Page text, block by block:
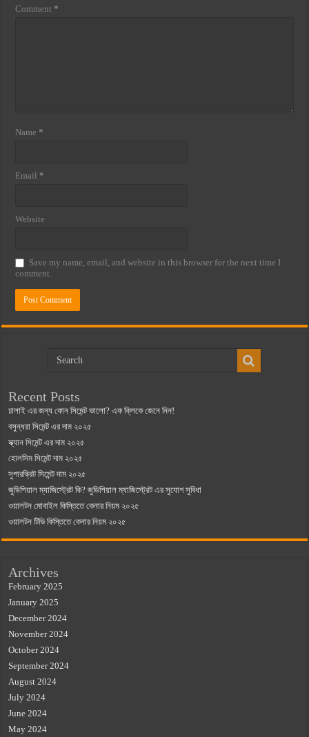
Comment *
Name *
Email *
Website
Save my name, email, and website in this browser for the next time I
comment.
Recent Posts
ঢালাই এর জন্য কোন সিমেন্ট ভালো? এক ক্লিকে জেনে নিন!
বসুন্ধরা সিমেন্ট এর দাম ২০২৫
স্ক্যান সিমেন্ট এর দাম ২০২৫
হোলসিম সিমেন্ট দাম ২০২৫
সুপারক্রিট সিমেন্ট দাম ২০২৫
জুডিশিয়াল ম্যাজিস্ট্রেট কি? জুডিশিয়াল ম্যাজিস্ট্রেট এর সুযোগ সুবিধা
ওয়ালটন মোবাইল কিস্তিতে কেনার নিয়ম ২০২৫
ওয়ালটন টিভি কিস্তিতে কেনার নিয়ম ২০২৫
Archives
February 2025
January 2025
December 2024
November 2024
October 2024
September 2024
August 2024
July 2024
June 2024
May 2024